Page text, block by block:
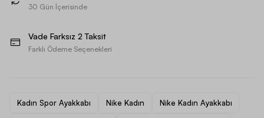
30 Gün İçerisinde
Vade Farksız 2 Taksit
Farklı Ödeme Seçenekleri
Kadın Spor Ayakkabı Nike Kadın Nike Kadın Ayakkabı